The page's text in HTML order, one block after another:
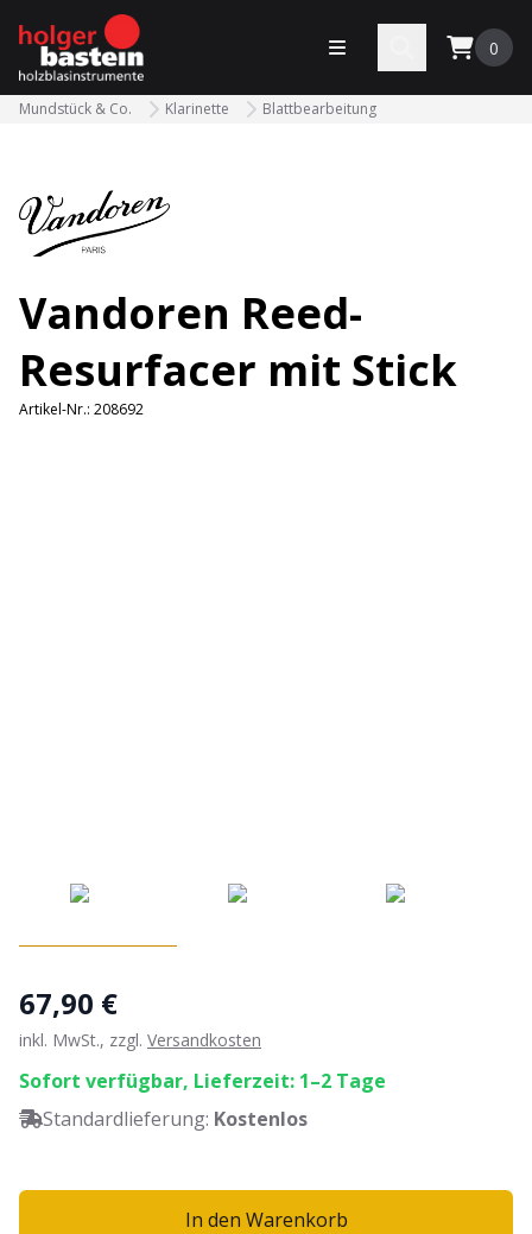
bastein
Menü öffnen 0
Mundstück & Co. Klarinette Blattbearbeitung
Vandoren Reed-
Resurfacer mit Stick
Artikel-Nr.: 208692
67,90 €
inkl. MwSt., zzgl. Versandkosten
Sofort verfügbar, Lieferzeit: 1–2 Tage
Standardlieferung: Kostenlos
In den Warenkorb